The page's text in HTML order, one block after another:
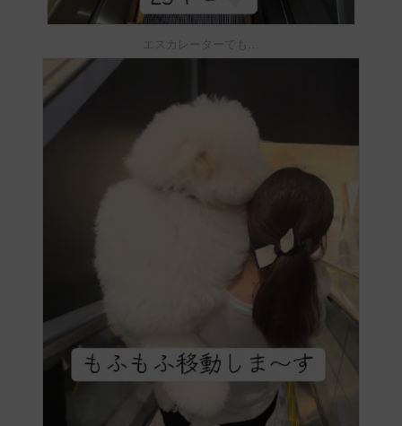
エスカレーターでも…